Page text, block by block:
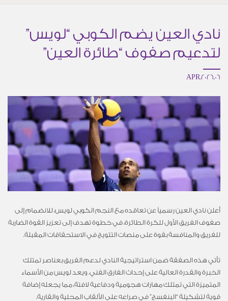
نادي العين يضم الكوبي “لويس”
لتدعيم صفوف “طائرة العين”
06.APR.2026
أعلن نادي العين رسمياً عن تعاقده مع النجم الكوبي لويس، للانضمام إلى
صفوف الفريق الأول للكرة الطائرة، في خطوة تهدف إلى تعزيز القوة الضاربة
للفريق والمنافسة بقوة على منصات التتويج في الاستحقاقات المقبلة.
تأتي هذه الصفقة ضمن استراتيجية النادي لدعم الفريق بعناصر تمتلك
الخبرة والقدرة العالية على إحداث الفارق الفني. ويعد لويس من الأسماء
المتميزة التي تمتلك مهارات هجومية ودفاعية لافتة، مما يجعله إضافة
قوية لتشكيلة “البنفسج” في صراعه على الألقاب المحلية والقارية.